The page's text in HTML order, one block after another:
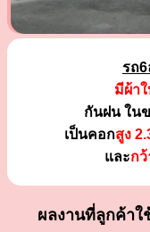
รถ6
มีผ้า
กันฝน ใน
เป็นคอกสูง
และกว้
ผลงานที่ลูกค้าใ